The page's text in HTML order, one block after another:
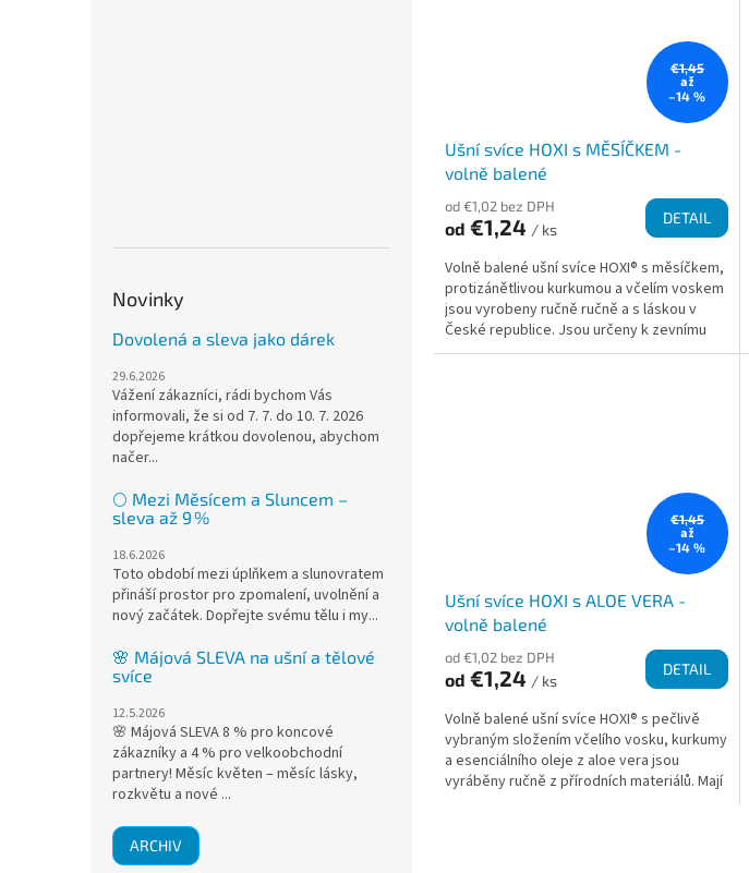
Novinky
Dovolená a sleva jako dárek
29.6.2026
Vážení zákazníci, rádi bychom Vás
informovali, že si od 7. 7. do 10. 7. 2026
dopřejeme krátkou dovolenou, abychom
načer...
🌕 Mezi Měsícem a Sluncem –
sleva až 9 %
18.6.2026
Toto období mezi úplňkem a slunovratem
přináší prostor pro zpomalení, uvolnění a
nový začátek. Dopřejte svému tělu i my...
🌸 Májová SLEVA na ušní a tělové
svíce
12.5.2026
🌸 Májová SLEVA 8 % pro koncové
zákazníky a 4 % pro velkoobchodní
partnery! Měsíc květen – měsíc lásky,
rozkvětu a nové ...
ARCHIV
€1,45
až
–14 %
Ušní svíce HOXI s MĚSÍČKEM -
volně balené
od €1,02 bez DPH
od €1,24 / ks
DETAIL
Volně balené ušní svíce HOXI® s měsíčkem,
protizánětlivou kurkumou a včelím voskem
jsou vyrobeny ručně ručně a s láskou v
České republice. Jsou určeny k zevnímu
použití a nabízí...
€1,45
až
–14 %
Ušní svíce HOXI s ALOE VERA -
volně balené
od €1,02 bez DPH
od €1,24 / ks
DETAIL
Volně balené ušní svíce HOXI® s pečlivě
vybraným složením včelího vosku, kurkumy
a esenciálního oleje z aloe vera jsou
vyráběny ručně z přírodních materiálů. Mají